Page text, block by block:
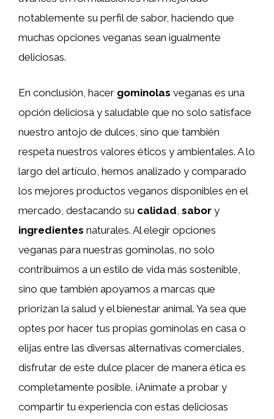
notablemente su perfil de sabor, haciendo que
muchas opciones veganas sean igualmente
deliciosas.
En conclusión, hacer gominolas veganas es una
opción deliciosa y saludable que no solo satisface
nuestro antojo de dulces, sino que también
respeta nuestros valores éticos y ambientales. A lo
largo del artículo, hemos analizado y comparado
los mejores productos veganos disponibles en el
mercado, destacando su calidad sabor y
ingredientes naturales. Al elegir opciones
veganas para nuestras gominolas, no solo
contribuimos a un estilo de vida más sostenible,
sino que también apoyamos a marcas que
priorizan la salud y el bienestar animal. Ya sea que
optes por hacer tus propias gominolas en casa o
elijas entre las diversas alternativas comerciales,
disfrutar de este dulce placer de manera ética es
completamente posible. ¡Anímate a probar y
compartir tu experiencia con estas deliciosas